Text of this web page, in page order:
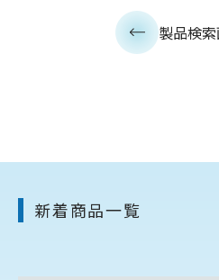
製品検
新着商品一覧